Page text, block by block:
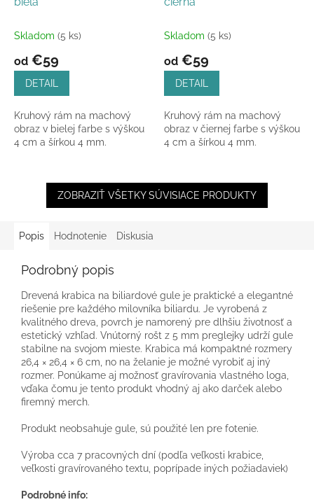
Skladom (5 ks)
od €59
DETAIL
Kruhový rám na machový
obraz v bielej farbe s výškou
4 cm a šírkou 4 mm.
Skladom (5 ks)
od €59
DETAIL
Kruhový rám na machový
obraz v čiernej farbe s výškou
4 cm a šírkou 4 mm.
ZOBRAZIŤ VŠETKY SÚVISIACE PRODUKTY
Popis Hodnotenie Diskusia
Podrobný popis
Drevená krabica na biliardové gule je praktické a elegantné
riešenie pre každého milovníka biliardu. Je vyrobená z
kvalitného dreva, povrch je namorený pre dlhšiu životnosť a
estetický vzhľad. Vnútorný rošt z 5 mm preglejky udrží gule
stabilne na svojom mieste. Krabica má kompaktné rozmery
26,4 × 26,4 × 6 cm, no na želanie je možné vyrobiť aj iný
rozmer. Ponúkame aj možnosť gravírovania vlastného loga,
vďaka čomu je tento produkt vhodný aj ako darček alebo
firemný merch.
Produkt neobsahuje gule, sú použité len pre fotenie.
Výroba cca 7 pracovných dní (podľa veľkosti krabice,
veľkosti gravírovaného textu, poprípade iných požiadaviek)
Podrobné info: